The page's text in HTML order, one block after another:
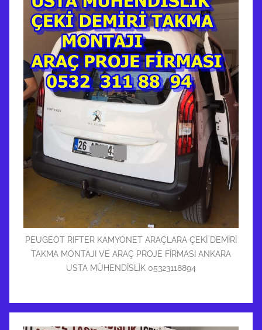
PEUGEOT RIFTER KAMYONET ARAÇLARA ÇEKİ DEMİRİ
TAKMA MONTAJI VE ARAÇ PROJE FİRMASI ANKARA
USTA MÜHENDİSLİK 05323118894